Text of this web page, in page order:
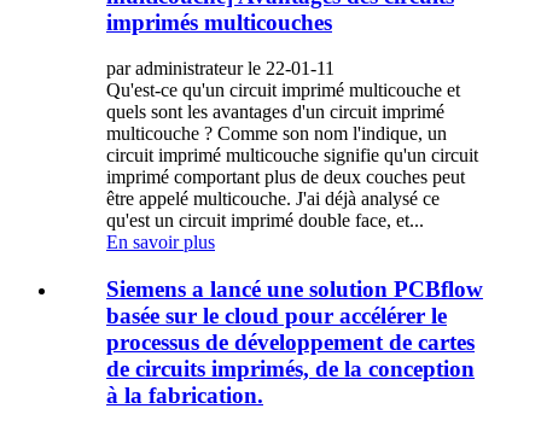
imprimés multicouches
par administrateur le 22-01-11
Qu'est-ce qu'un circuit imprimé multicouche et
quels sont les avantages d'un circuit imprimé
multicouche ? Comme son nom l'indique, un
circuit imprimé multicouche signifie qu'un circuit
imprimé comportant plus de deux couches peut
être appelé multicouche. J'ai déjà analysé ce
qu'est un circuit imprimé double face, et...
En savoir plus
Siemens a lancé une solution PCBflow
basée sur le cloud pour accélérer le
processus de développement de cartes
de circuits imprimés, de la conception
à la fabrication.